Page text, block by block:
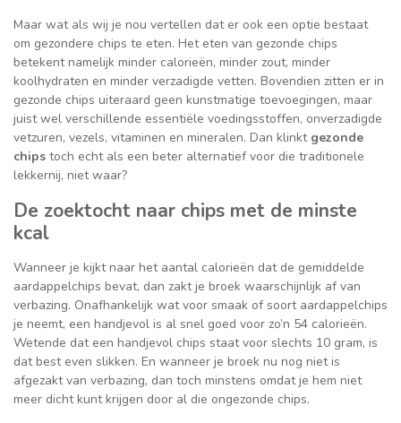
Maar wat als wij je nou vertellen dat er ook een optie bestaat
om gezondere chips te eten. Het eten van gezonde chips
betekent namelijk minder calorieën, minder zout, minder
koolhydraten en minder verzadigde vetten. Bovendien zitten er in
gezonde chips uiteraard geen kunstmatige toevoegingen, maar
juist wel verschillende essentiële voedingsstoffen, onverzadigde
vetzuren, vezels, vitaminen en mineralen. Dan klinkt gezonde
chips toch echt als een beter alternatief voor die traditionele
lekkernij, niet waar?
De zoektocht naar chips met de minste
kcal
Wanneer je kijkt naar het aantal calorieën dat de gemiddelde
aardappelchips bevat, dan zakt je broek waarschijnlijk af van
verbazing. Onafhankelijk wat voor smaak of soort aardappelchips
je neemt, een handjevol is al snel goed voor zo’n 54 calorieën.
Wetende dat een handjevol chips staat voor slechts 10 gram, is
dat best even slikken. En wanneer je broek nu nog niet is
afgezakt van verbazing, dan toch minstens omdat je hem niet
meer dicht kunt krijgen door al die ongezonde chips.